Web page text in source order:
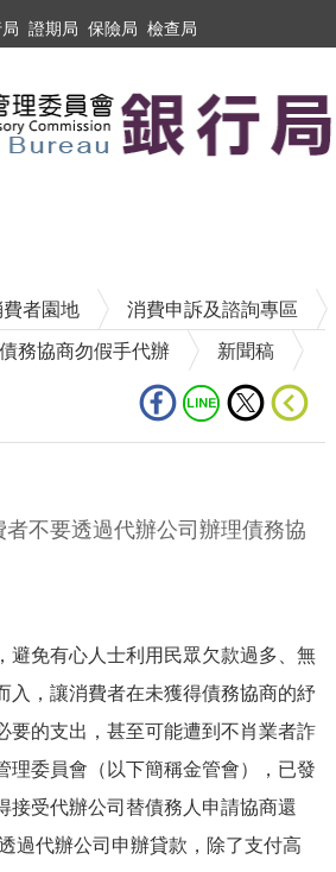
證期局 保險局 檢查局
費者園地 消費申訴及諮詢專區
務協商勿假手代辦 新聞稿
不要透過代辦公司辦理債務協
避免有心人士利用民眾欠款過多、無
入，讓消費者在未獲得債務協商的紓
要的支出，甚至可能遭到不肖業者詐
理委員會（以下簡稱金管會），已發
接受代辦公司替債務人申請協商還
過代辦公司申辦貸款，除了支付高